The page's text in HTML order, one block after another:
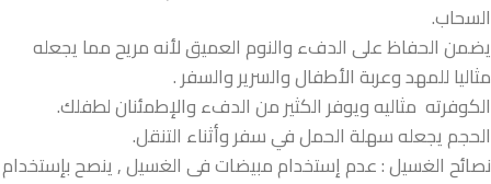
السحاب.
يضمن الحفاظ على الدفء والنوم العميق لأنه مريح مما يجعله
مثاليا للمهد وعربة الأطفال والسرير والسفر .
الكوفرته مثاليه ويوفر الكثير من الدفء والإطمئنان لطفلك.
الحجم يجعله سهلة الحمل في سفر وأثناء التنقل.
نصائح الغسيل : عدم إستخدام مبيضات فى الغسيل , ينصح بإستخدام